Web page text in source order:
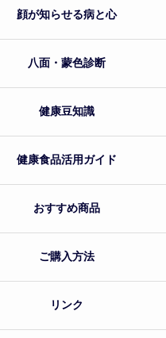
顔が知らせる病と心
八面・蒙色診断
健康豆知識
健康食品活用ガイド
おすすめ商品
ご購入方法
リンク